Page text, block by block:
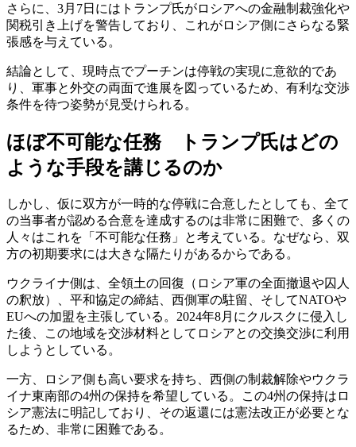
さらに、3月7日にはトランプ氏がロシアへの金融制裁強化や
関税引き上げを警告しており、これがロシア側にさらなる緊
張感を与えている。
結論として、現時点でプーチンは停戦の実現に意欲的であ
り、軍事と外交の両面で進展を図っているため、有利な交渉
条件を待つ姿勢が見受けられる。
ほぼ不可能な任務 トランプ氏はどの
ような手段を講じるのか
しかし、仮に双方が一時的な停戦に合意したとしても、全て
の当事者が認める合意を達成するのは非常に困難で、多くの
人々はこれを「不可能な任務」と考えている。なぜなら、双
方の初期要求には大きな隔たりがあるからである。
ウクライナ側は、全領土の回復（ロシア軍の全面撤退や囚人
の釈放）、平和協定の締結、西側軍の駐留、そしてNATOや
EUへの加盟を主張している。2024年8月にクルスクに侵入し
た後、この地域を交渉材料としてロシアとの交換交渉に利用
しようとしている。
一方、ロシア側も高い要求を持ち、西側の制裁解除やウクラ
イナ東南部の4州の保持を希望している。この4州の保持はロ
シア憲法に明記しており、その返還には憲法改正が必要とな
るため、非常に困難である。